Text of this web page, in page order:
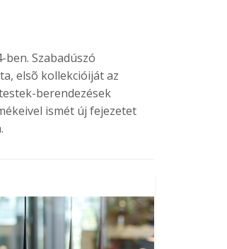
Szabadúszó
elsõ kollekcióiját az
berendezések
ismét új fejezetet